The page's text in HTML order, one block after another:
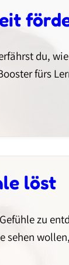
du,
fürs
löst
zu